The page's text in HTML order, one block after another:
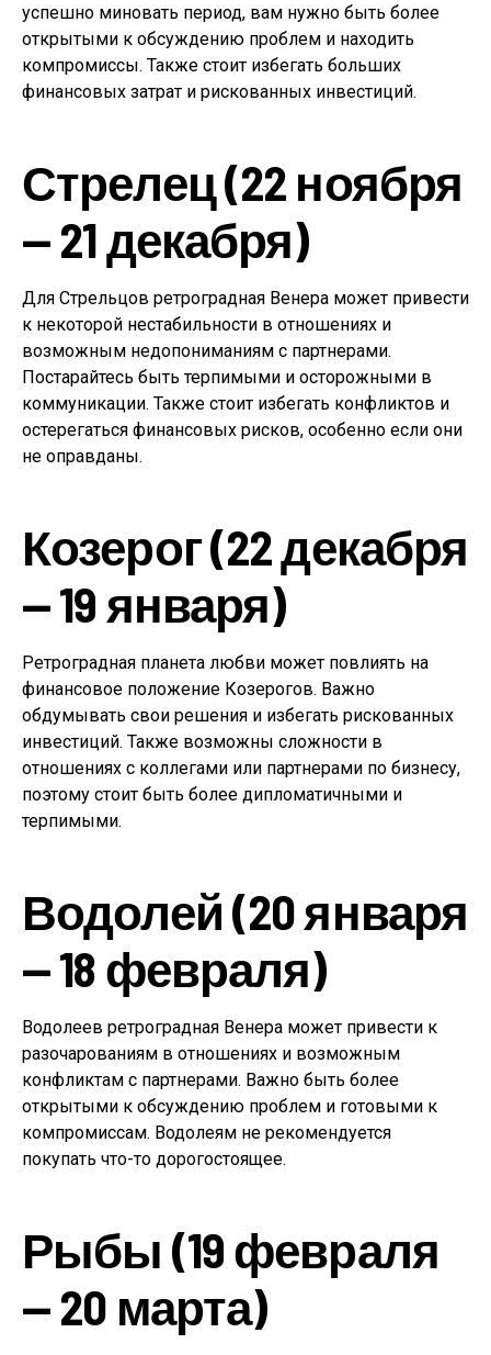
успешно миновать период, вам нужно быть более
открытыми к обсуждению проблем и находить
компромиссы. Также стоит избегать больших
финансовых затрат и рискованных инвестиций.
Стрелец (22 ноября
— 21 декабря)
Для Стрельцов ретроградная Венера может привести
к некоторой нестабильности в отношениях и
возможным недопониманиям с партнерами.
Постарайтесь быть терпимыми и осторожными в
коммуникации. Также стоит избегать конфликтов и
остерегаться финансовых рисков, особенно если они
не оправданы.
Козерог (22 декабря
— 19 января)
Ретроградная планета любви может повлиять на
финансовое положение Козерогов. Важно
обдумывать свои решения и избегать рискованных
инвестиций. Также возможны сложности в
отношениях с коллегами или партнерами по бизнесу,
поэтому стоит быть более дипломатичными и
терпимыми.
Водолей (20 января
— 18 февраля)
Водолеев ретроградная Венера может привести к
разочарованиям в отношениях и возможным
конфликтам с партнерами. Важно быть более
открытыми к обсуждению проблем и готовыми к
компромиссам. Водолеям не рекомендуется
покупать что-то дорогостоящее.
Рыбы (19 февраля
— 20 марта)